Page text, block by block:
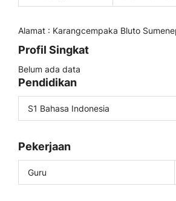
Alamat : Karangcempaka Bluto
Profil Singkat
Belum ada data
Pendidikan
S1 Bahasa Indonesia
Pekerjaan
Guru